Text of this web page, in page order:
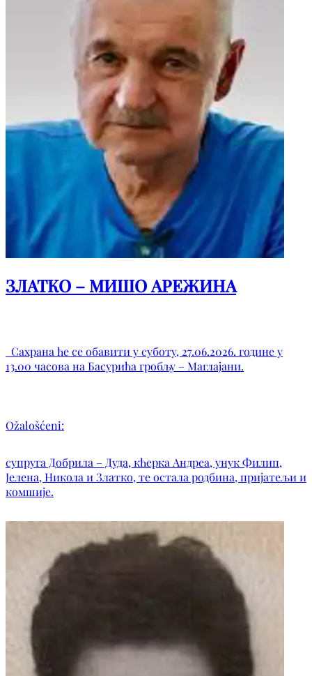
ЗЛАТКО – МИШО АРЕЖИНА
Сахрана ће се обавити у суботу, 27.06.2026. године у
13.00 часова на Басурића гробљу – Маглајани.
Ožalošćeni:
супруга Добрила – Дуда, кћерка Андреа, унук Филип,
Јелена, Никола и Златко, те остала родбина, пријатељи и
комшије.